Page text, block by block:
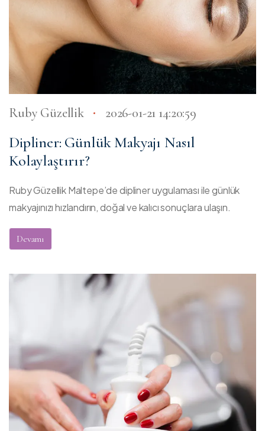
Ruby Güzellik 2026-01-21 14:20:59
Dipliner: Günlük Makyajı Nasıl
Kolaylaştırır?
Ruby Güzellik Maltepe’de dipliner uygulaması ile günlük
makyajınızı hızlandırın, doğal ve kalıcı sonuçlara ulaşın.
Devamı